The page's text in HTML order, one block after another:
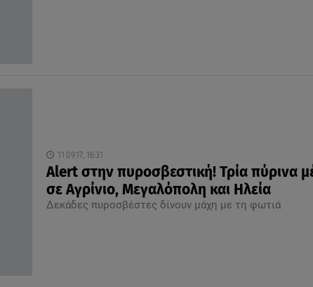
11.09.17, 16:31
Alert στην πυροσβεστική! Τρία πύρινα
σε Αγρίνιο, Μεγαλόπολη και Ηλεία
Δεκάδες πυροσβέστες δίνουν μάχη με τη φωτιά